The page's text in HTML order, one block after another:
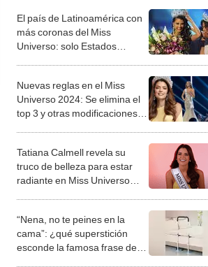
El país de Latinoamérica con
más coronas del Miss
Universo: solo Estados
Nuevas reglas en el Miss
Universo 2024: Se elimina el
top 3 y otras modificaciones
Tatiana Calmell revela su
truco de belleza para estar
radiante en Miss Universo
“Nena, no te peines en la
cama”: ¿qué superstición
esconde la famosa frase de